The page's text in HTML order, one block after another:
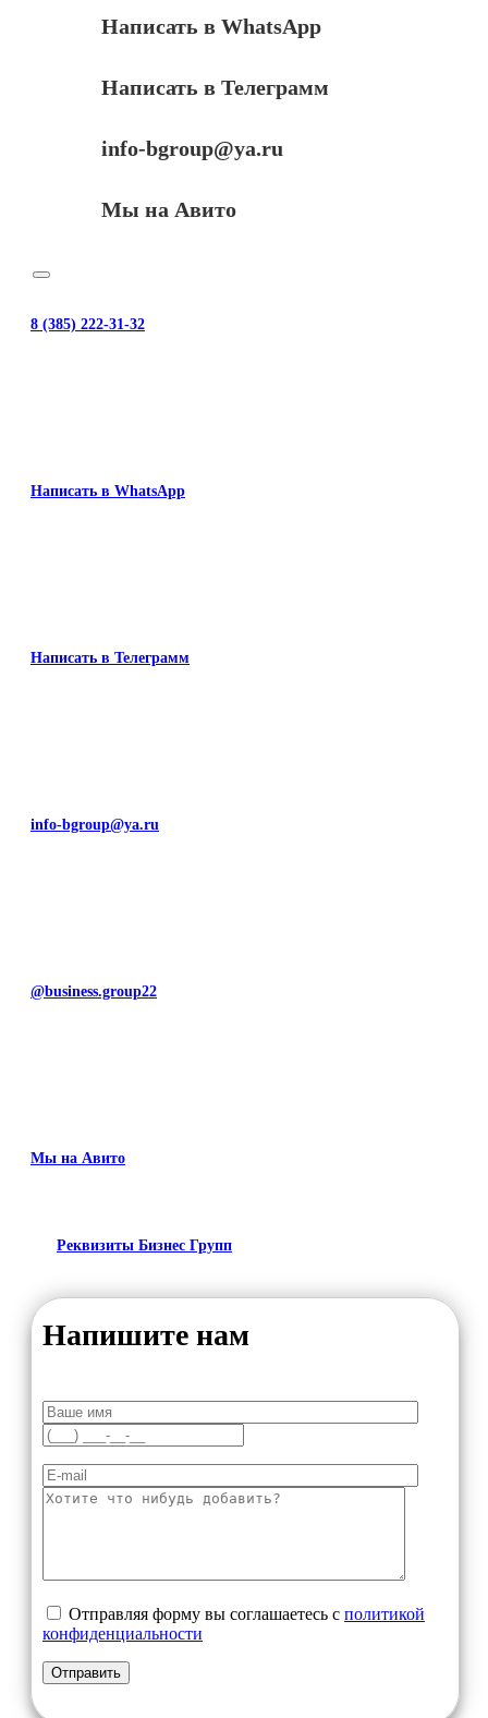
Написать в WhatsApp
Написать в Телеграмм
info-bgroup@ya.ru
Мы на Авито
8 (385) 222-31-32
Написать в WhatsApp
Написать в Телеграмм
info-bgroup@ya.ru
@business.group22
Мы на Авито
Реквизиты Бизнес Групп
Напишите нам
Отправляя форму вы соглашаетесь с политикой
конфиденциальности